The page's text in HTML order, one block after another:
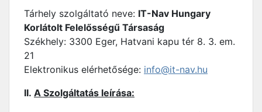
Tárhely szolgáltató neve: IT-Nav Hungary
Korlátolt Felelősségű Társaság
Székhely: 3300 Eger, Hatvani kapu tér 8. 3. em.
21
Elektronikus elérhetősége: info@it-nav.hu
II. A Szolgáltatás leírása: